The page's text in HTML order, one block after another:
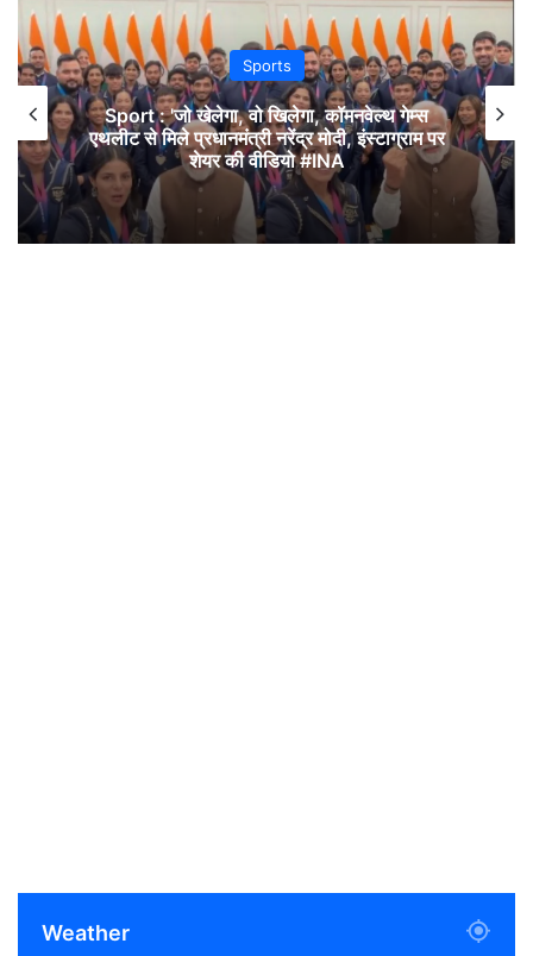
Sports
Sport : 'जो खेलेगा, वो खिलेगा, कॉमनवेल्थ गेम्स
एथलीट से मिले प्रधानमंत्री नरेंद्र मोदी, इंस्टाग्राम पर
शेयर की वीडियो #INA
Weather